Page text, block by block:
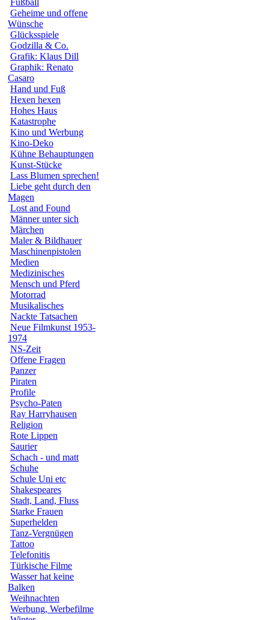
Fußball
Geheime und offene
Wünsche
Glücksspiele
Godzilla & Co.
Grafik: Klaus Dill
Graphik: Renato
Casaro
Hand und Fuß
Hexen hexen
Hohes Haus
Katastrophe
Kino und Werbung
Kino-Deko
Kühne Behauptungen
Kunst-Stücke
Lass Blumen sprechen!
Liebe geht durch den
Magen
Lost and Found
Männer unter sich
Märchen
Maler & Bildhauer
Maschinenpistolen
Medien
Medizinisches
Mensch und Pferd
Motorrad
Musikalisches
Nackte Tatsachen
Neue Filmkunst 1953-
1974
NS-Zeit
Offene Fragen
Panzer
Piraten
Profile
Psycho-Paten
Ray Harryhausen
Religion
Rote Lippen
Saurier
Schach - und matt
Schuhe
Schule Uni etc
Shakespeares
Stadt, Land, Fluss
Starke Frauen
Superhelden
Tanz-Vergnügen
Tattoo
Telefonitis
Türkische Filme
Wasser hat keine
Balken
Weihnachten
Werbung, Werbefilme